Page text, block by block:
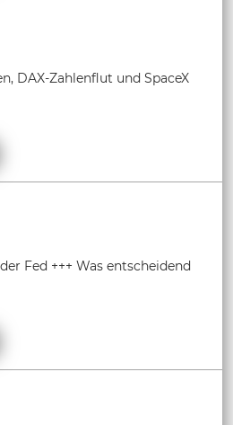
DAX-Zahlenflut und SpaceX
Fed +++ Was entscheidend